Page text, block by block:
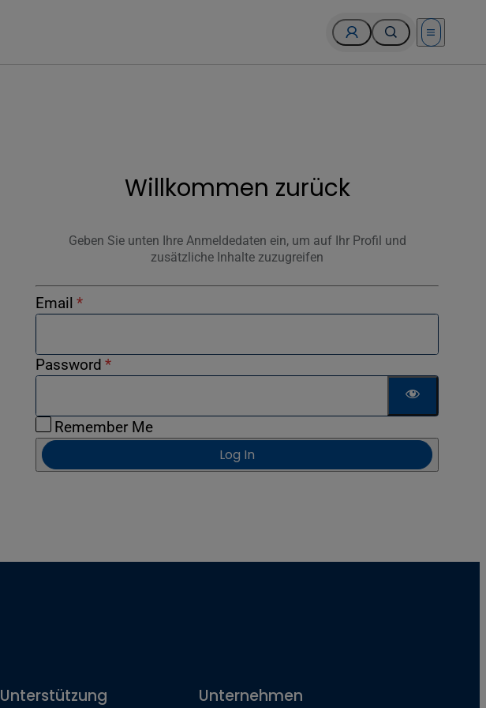
Open menu
Willkommen zurück
Geben Sie unten Ihre Anmeldedaten ein, um auf Ihr Profil und
zusätzliche Inhalte zuzugreifen
Email *
Password *
Remember Me
Log In
Unterstützung Unternehmen